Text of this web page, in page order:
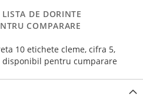
DE DORINTE
COMPARARE
10 etichete cleme, cifra 5,
disponibil pentru cumparare